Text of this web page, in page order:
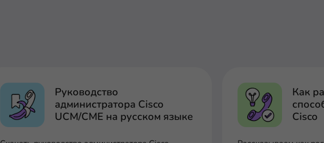
Руководство
администратора Cisco
UCM/CME на русском языке
Как
Cisco